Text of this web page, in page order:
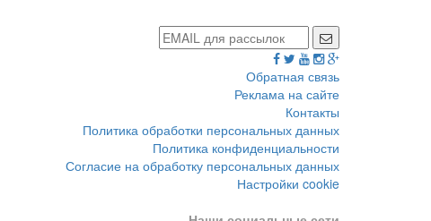
Обратная связь
Реклама на сайте
Контакты
Политика обработки персональных данных
Политика конфиденциальности
Согласие на обработку персональных данных
Настройки cookie